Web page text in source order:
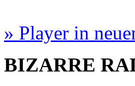
» Player in
BIZARRE